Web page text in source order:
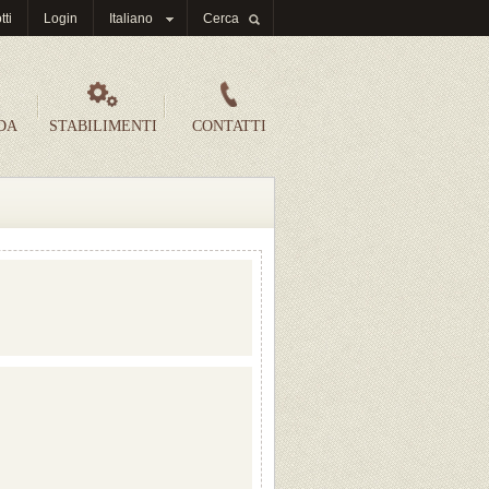
Cerca
Italiano
Login
STABILIMENTI CONTATTI